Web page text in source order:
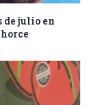
de julio en